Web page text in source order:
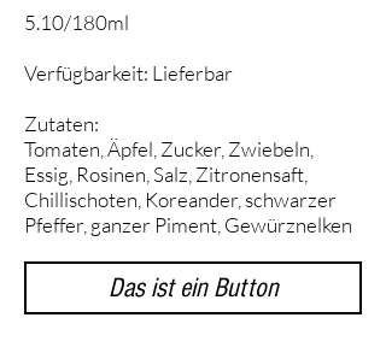
5.10/180ml
Verfügbarkeit: Lieferbar
Zutaten:
Tomaten, Äpfel, Zucker, Zwiebeln,
Essig, Rosinen, Salz, Zitronensaft,
Chillischoten, Koreander, schwarzer
Pfeffer, ganzer Piment, Gewürznelken
Das ist ein Button